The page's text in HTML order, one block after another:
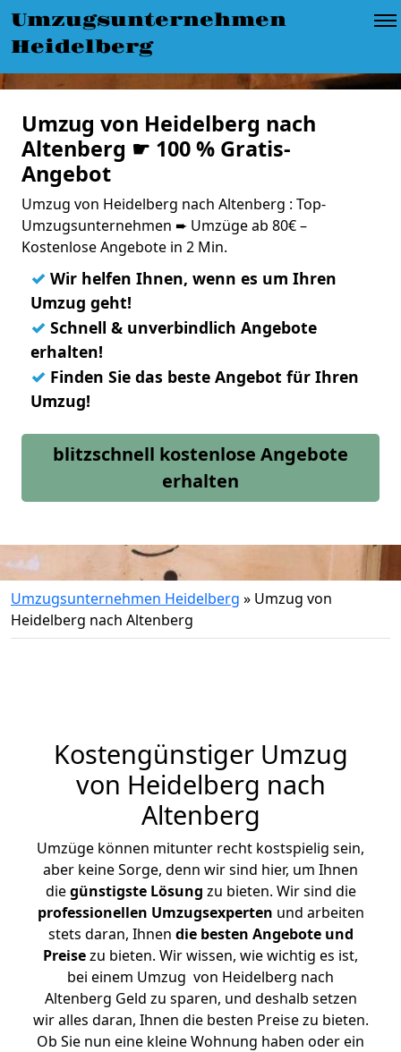
Umzugsunternehmen
Heidelberg
Umzug von Heidelberg nach
Altenberg ☛ 100 % Gratis-
Angebot
Umzug von Heidelberg nach Altenberg : Top-
Umzugsunternehmen ➨ Umzüge ab 80€ –
Kostenlose Angebote in 2 Min.
✓ Wir helfen Ihnen, wenn es um Ihren
Umzug geht!
✓ Schnell & unverbindlich Angebote
erhalten!
✓ Finden Sie das beste Angebot für Ihren
Umzug!
blitzschnell kostenlose Angebote
erhalten
Umzugsunternehmen Heidelberg » Umzug von
Heidelberg nach Altenberg
Kostengünstiger Umzug
von Heidelberg nach
Altenberg
Umzüge können mitunter recht kostspielig sein,
aber keine Sorge, denn wir sind hier, um Ihnen
diegünstigste Lösung zu bieten. Wir sind die
professionellen Umzugsexperten und arbeiten
stets daran, Ihnen die besten Angebote und
Preisezu bieten. Wir wissen, wie wichtig es ist,
bei einem Umzug von Heidelberg nach
Altenberg Geld zu sparen, und deshalb setzen
wir alles daran, Ihnen die besten Preise zu bieten.
Ob Sie nun eine kleine Wohnung haben oder ein